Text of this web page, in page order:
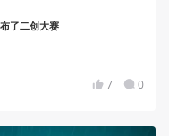
了二创大赛
7 0